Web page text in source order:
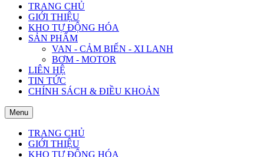
TRANG CHỦ
GIỚI THIỆU
KHO TỰ ĐỘNG HÓA
SẢN PHẨM
VAN - CẢM BIẾN - XI LANH
BƠM - MOTOR
LIÊN HỆ
TIN TỨC
CHÍNH SÁCH & ĐIỀU KHOẢN
Menu
TRANG CHỦ
GIỚI THIỆU
KHO TỰ ĐỘNG HÓA